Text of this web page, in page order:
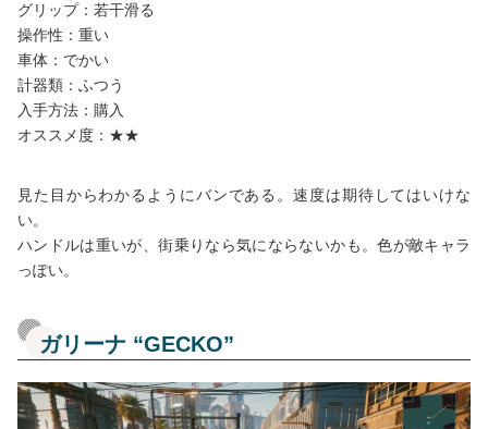
グリップ：若干滑る
操作性：重い
車体：でかい
計器類：ふつう
入手方法：購入
オススメ度：★★
見た目からわかるようにバンである。速度は期待してはいけな
い。
ハンドルは重いが、街乗りなら気にならないかも。色が敵キャラ
っぽい。
ガリーナ “GECKO”